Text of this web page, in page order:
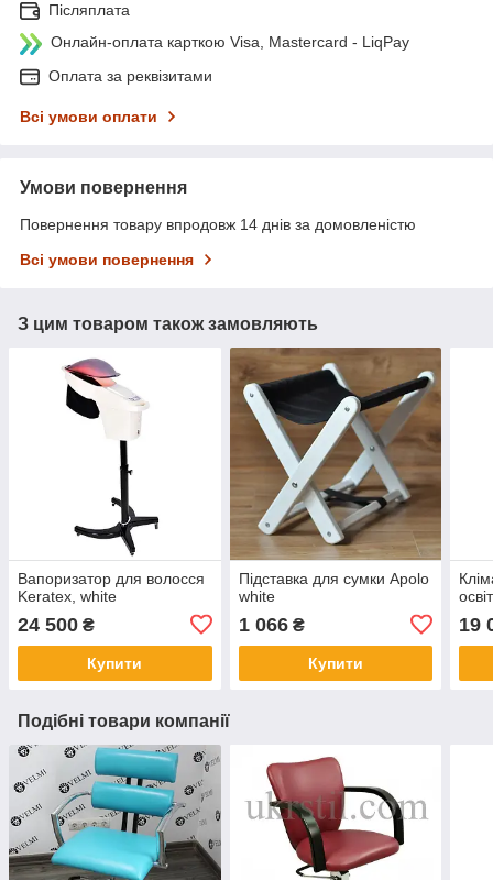
Післяплата
Онлайн-оплата карткою Visa, Mastercard - LiqPay
Оплата за реквізитами
Всі умови оплати
Умови повернення
Повернення товару впродовж 14 днів за домовленістю
Всі умови повернення
З цим товаром також замовляють
Вапоризатор для волосся
Keratex, white
24 500 ₴
Купити
Підставка для сумки Apolo
white
1 066₴
Купити
19
Подібні товари компанії